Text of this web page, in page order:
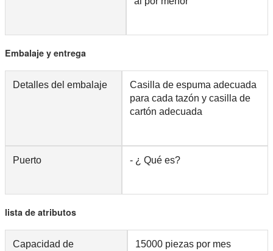
Embalaje y entrega
Detalles del embalaje
Casilla de espuma adecuada
para cada tazón y casilla de
cartón adecuada
Puerto - ¿ Qué es?
lista de atributos
Capacidad de
15000 piezas por mes